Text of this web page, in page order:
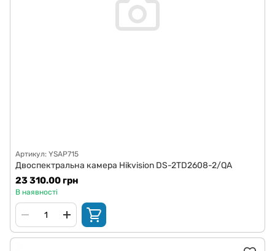
Артикул: YSAP715
Двоспектральна камера Hikvision DS-2TD2608-2/QA
23 310.00 грн
В наявності